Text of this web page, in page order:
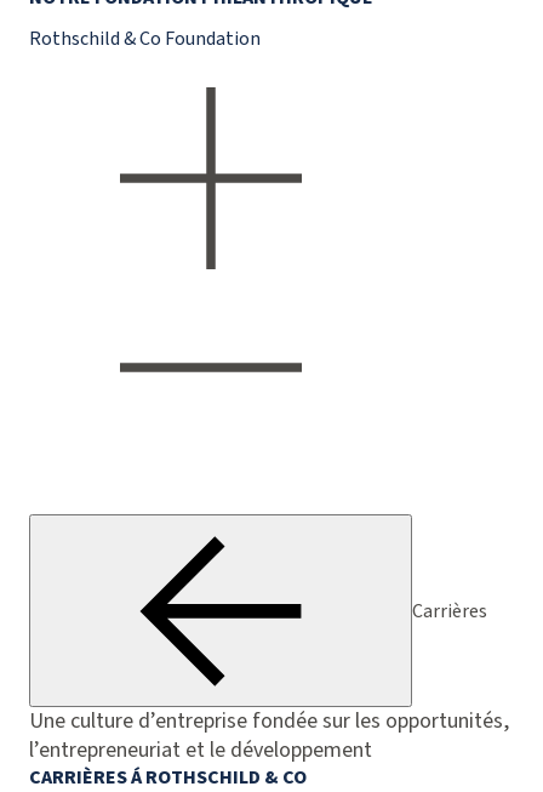
Rothschild & Co Foundation
Carrières
Une culture d’entreprise fondée sur les opportunités,
l’entrepreneuriat et le développement
CARRIÈRES Á ROTHSCHILD & CO